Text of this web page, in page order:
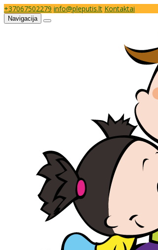
+37067502279 info@pleputis.lt Kontaktai
Navigacija